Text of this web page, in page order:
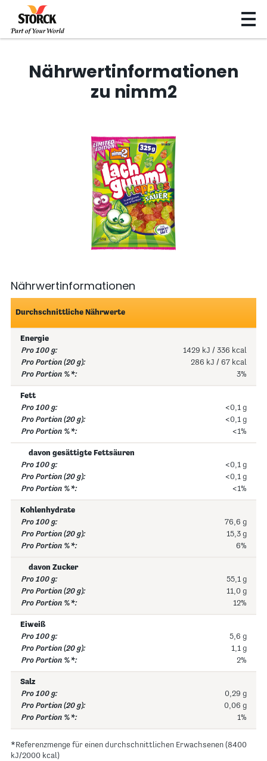
Nährwertinformationen
zu nimm2
Nährwertinformationen
Durchschnittliche Nährwerte
Energie
1429 kJ / 336 kcal
286 kJ / 67 kcal
3%
Fett
<0,1 g
<0,1 g
<1%
davon gesättigte Fettsäuren
<0,1 g
<0,1 g
<1%
Kohlenhydrate
76,6 g
15,3 g
6%
davon Zucker
55,1 g
11,0 g
12%
Eiweiß
5,6 g
1,1 g
2%
Salz
0,29 g
0,06 g
1%
*Referenzmenge für einen durchschnittlichen Erwachsenen (8400
kJ/2000 kcal)